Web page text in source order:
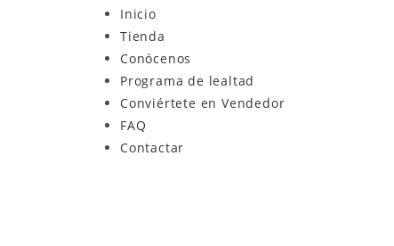
Inicio
Tienda
Conócenos
Programa de lealtad
Conviértete en Vendedor
FAQ
Contactar